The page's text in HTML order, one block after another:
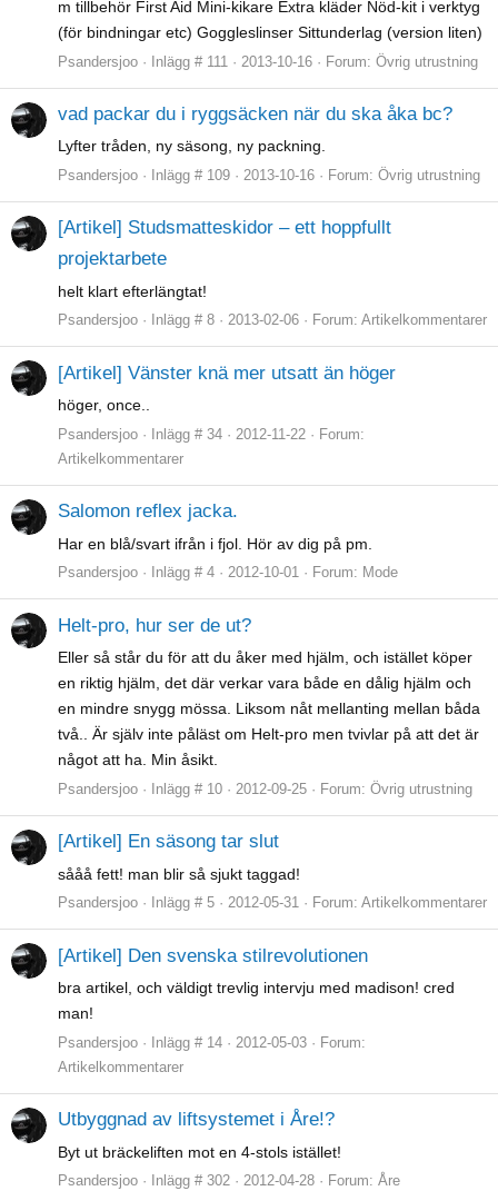
m tillbehör First Aid Mini-kikare Extra kläder Nöd-kit i verktyg
(för bindningar etc) Goggleslinser Sittunderlag (version liten)
Psandersjoo Inlägg # 111 2013-10-16 Forum: Övrig utrustning
vad packar du i ryggsäcken när du ska åka bc?
Lyfter tråden, ny säsong, ny packning.
Psandersjoo Inlägg # 109 2013-10-16 Forum: Övrig utrustning
[Artikel] Studsmatteskidor – ett hoppfullt
projektarbete
helt klart efterlängtat!
Psandersjoo Inlägg # 8 2013-02-06 Forum: Artikelkommentarer
[Artikel] Vänster knä mer utsatt än höger
höger, once..
Psandersjoo Inlägg # 34 2012-11-22
Forum:
Artikelkommentarer
Salomon reflex jacka.
Har en blå/svart ifrån i fjol. Hör av dig på pm.
Psandersjoo Inlägg # 4 2012-10-01 Forum: Mode
Helt-pro, hur ser de ut?
Eller så står du för att du åker med hjälm, och istället köper
en riktig hjälm, det där verkar vara både en dålig hjälm och
en mindre snygg mössa. Liksom nåt mellanting mellan båda
två.. Är själv inte påläst om Helt-pro men tvivlar på att det är
något att ha. Min åsikt.
Psandersjoo Inlägg # 10 2012-09-25 Forum: Övrig utrustning
[Artikel] En säsong tar slut
sååå fett! man blir så sjukt taggad!
Psandersjoo Inlägg # 5 2012-05-31 Forum: Artikelkommentarer
[Artikel] Den svenska stilrevolutionen
bra artikel, och väldigt trevlig intervju med madison! cred
man!
Psandersjoo Inlägg # 14 2012-05-03
Forum:
Artikelkommentarer
Utbyggnad av liftsystemet i Åre!?
Byt ut bräckeliften mot en 4-stols istället!
Psandersjoo Inlägg # 302 2012-04-28 Forum: Åre